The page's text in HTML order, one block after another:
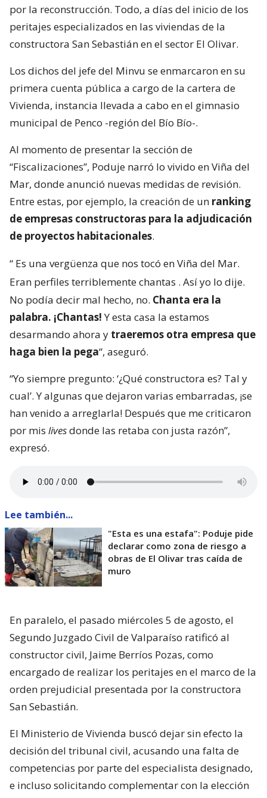
por la reconstrucción. Todo, a días del inicio de los
peritajes especializados en las viviendas de la
constructora San Sebastián en el sector El Olivar.
Los dichos del jefe del Minvu se enmarcaron en su
primera cuenta pública a cargo de la cartera de
Vivienda, instancia llevada a cabo en el gimnasio
municipal de Penco -región del Bío Bío-.
Al momento de presentar la sección de
“Fiscalizaciones”, Poduje narró lo vivido en Viña del
Mar, donde anunció nuevas medidas de revisión.
Entre estas, por ejemplo, la creación de un ranking
de empresas constructoras para la adjudicación
de proyectos habitacionales.
“ Es una vergüenza que nos tocó en Viña del Mar.
Eran perfiles terriblemente chantas . Así yo lo dije.
No podía decir mal hecho, no. Chanta era la
palabra. ¡Chantas!Y esta casa la estamos
desarmando ahora y traeremos otra empresa que
haga bien la pega“, aseguró.
“Yo siempre pregunto: ‘¿Qué constructora es? Tal y
cual’. Y algunas que dejaron varias embarradas, ¡se
han venido a arreglarla! Después que me criticaron
por mis livesdonde las retaba con justa razón”,
expresó.
Lee también...
"Esta es una estafa": Poduje pide
declarar como zona de riesgo a
obras de El Olivar tras caída de
muro
En paralelo, el pasado miércoles 5 de agosto, el
Segundo Juzgado Civil de Valparaíso ratificó al
constructor civil, Jaime Berríos Pozas, como
encargado de realizar los peritajes en el marco de la
orden prejudicial presentada por la constructora
San Sebastián.
El Ministerio de Vivienda buscó dejar sin efecto la
decisión del tribunal civil, acusando una falta de
competencias por parte del especialista designado,
e incluso solicitando complementar con la elección